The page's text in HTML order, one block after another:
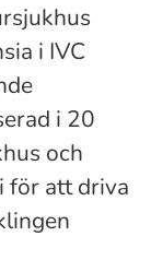
i IVC
i 20
och
för att driva